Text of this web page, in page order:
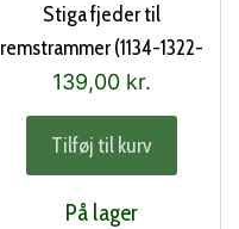
Stiga fjeder til
remstrammer (1134-1322-
01)
139,00 kr.
Tilføj til kurv
På lager